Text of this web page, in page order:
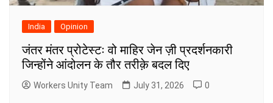
India Opinion
जंतर मंतर प्रोटेस्टः वो माहिर जेन ज़ी प्रदर्शनकारी
जिन्होंने आंदोलन के तौर तरीक़े बदल दिए
Workers Unity Team July 31, 2026 0